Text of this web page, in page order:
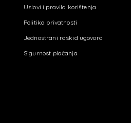
Uslovi i pravila korištenja
Politika privatnosti
Jednostrani raskid ugovora
Sigurnost plaćanja